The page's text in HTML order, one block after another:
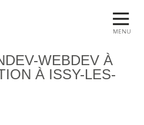
MENU
WEBDEV À
À ISSY-LES-